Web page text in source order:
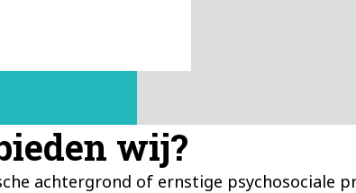
wij?
achtergrond of ernstige psychosociale